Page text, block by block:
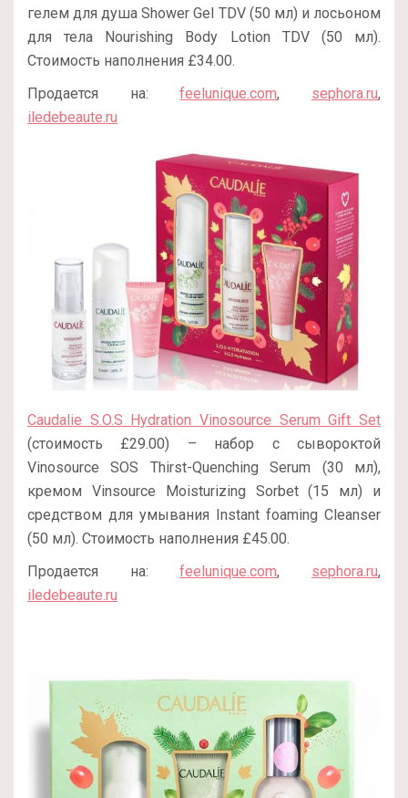
гелем для душа Shower Gel TDV (50 мл) и лосьоном
для тела Nourishing Body Lotion TDV (50 мл).
Стоимость наполнения £34.00.
Продается на:feelunique.com, sephora.ru,
iledebeaute.ru
Caudalie S.O.S Hydration Vinosource Serum Gift Set
(стоимость £29.00) – набор с сывороктой
Vinosource SOS Thirst-Quenching Serum (30 мл),
кремом Vinsource Moisturizing Sorbet (15 мл) и
средством для умывания Instant foaming Cleanser
(50 мл). Стоимость наполнения £45.00.
Продается на:feelunique.com, sephora.ru,
iledebeaute.ru